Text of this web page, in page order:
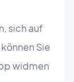
sich auf
Sie
widmen